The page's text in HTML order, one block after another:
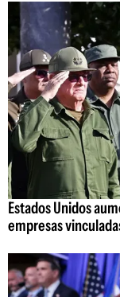
Estados Unidos
empresas